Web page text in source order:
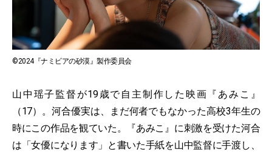
©2024『ナミビアの砂漠』製作委員会
山中瑶子監督が19歳で自主制作した映画『あみこ』
（17）。河合優実は、まだ何者でもなかった高校3年生の
時にこの作品を観ていた。『あみこ』に刺激を受けた河合
は「女優になります」と書いた手紙を山中監督に手渡し、